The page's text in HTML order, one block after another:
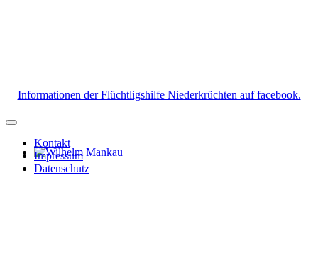
Wilhelm Mankau
Informationen der Flüchtligshilfe Niederkrüchten auf facebook.
Kontakt
Impressum
Datenschutz